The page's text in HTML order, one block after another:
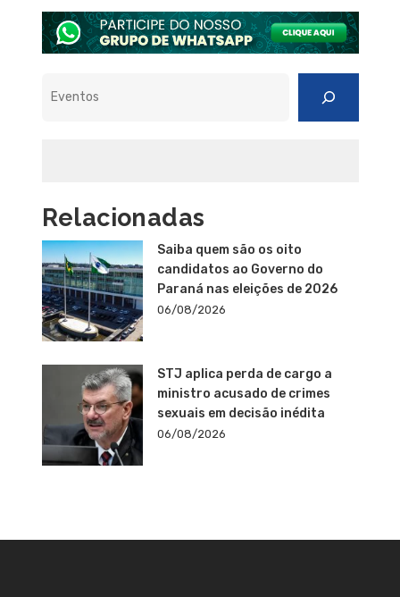
Relacionadas
Saiba quem são os oito
candidatos ao Governo do
Paraná nas eleições de 2026
06/08/2026
STJ aplica perda de cargo a
ministro acusado de crimes
sexuais em decisão inédita
06/08/2026